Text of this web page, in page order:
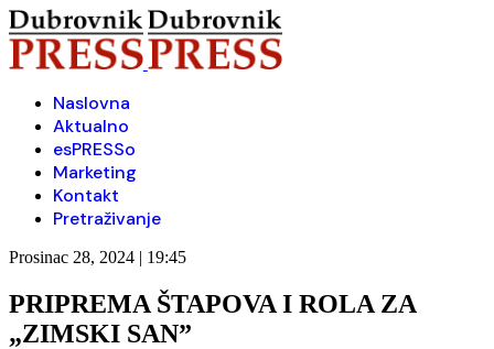
Naslovna
Aktualno
esPRESSo
Marketing
Kontakt
Pretraživanje
Prosinac 28, 2024 | 19:45
PRIPREMA ŠTAPOVA I ROLA ZA
„ZIMSKI SAN”